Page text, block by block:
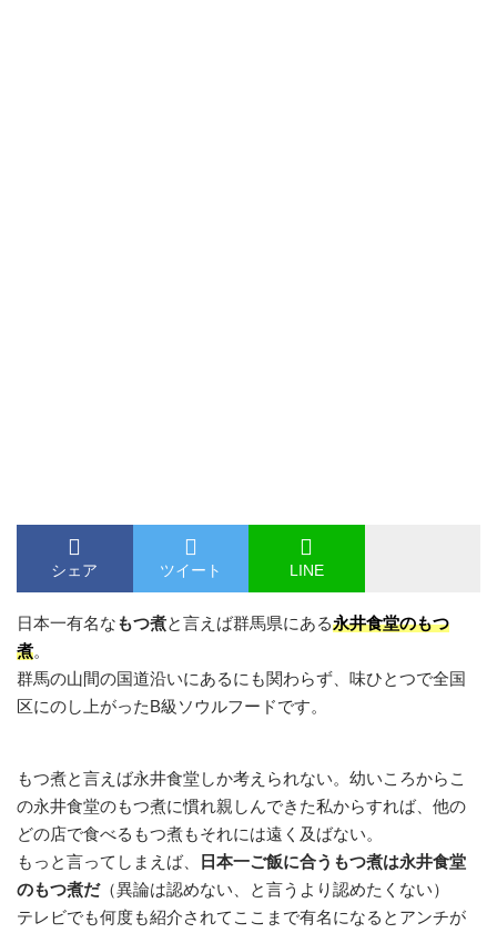
シェア ツイート LINE
日本一有名なもつ煮と言えば群馬県にある永井食堂のもつ
煮。
群馬の山間の国道沿いにあるにも関わらず、味ひとつで全国
区にのし上がったB級ソウルフードです。
もつ煮と言えば永井食堂しか考えられない。幼いころからこ
の永井食堂のもつ煮に慣れ親しんできた私からすれば、他の
どの店で食べるもつ煮もそれには遠く及ばない。
もっと言ってしまえば、
日本一ご飯に合うもつ煮は永井食堂
のもつ煮だ（異論は認めない、と言うより認めたくない）
テレビでも何度も紹介されてここまで有名になるとアンチが